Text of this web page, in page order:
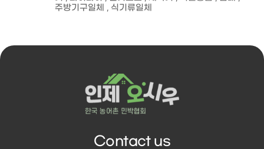
Contact us